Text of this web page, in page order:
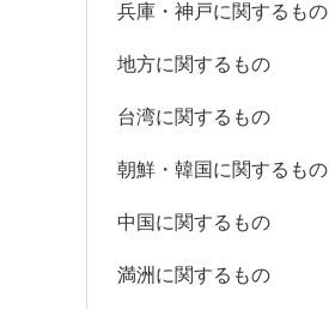
兵庫・神戸に関するもの
地方に関するもの
台湾に関するもの
朝鮮・韓国に関するもの
中国に関するもの
満洲に関するもの